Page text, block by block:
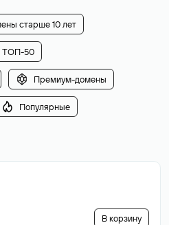
старше 10 лет
ТОП-50
Премиум-домены
Популярные
В корзину